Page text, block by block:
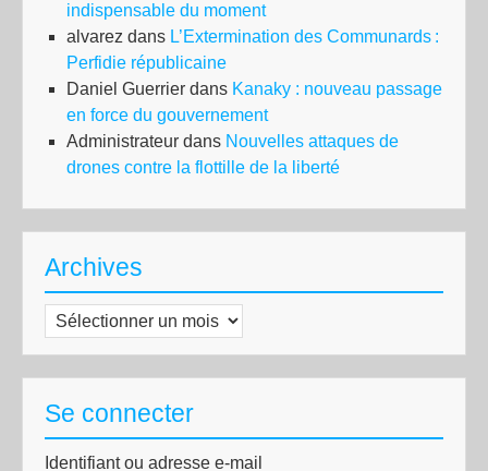
indispensable du moment
alvarez dans L’Extermination des Communards :
Perfidie républicaine
Daniel Guerrier dans Kanaky : nouveau passage
en force du gouvernement
Administrateur dans Nouvelles attaques de
drones contre la flottille de la liberté
Archives
Archives
Se connecter
Identifiant ou adresse e-mail